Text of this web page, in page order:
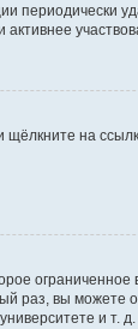
периодически
щёлкните на
раз, вы можете
и т. д.